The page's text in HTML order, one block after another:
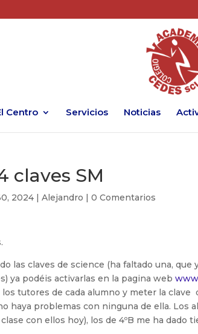
Centro Servicios Noticias
claves SM
2024 |Alejandro |0 Comentarios
las claves de science (ha faltado una, que
ya podéis activarlas en la pagina web
tutores de cada alumno y meter la clave
haya problemas con ninguna de ella. Los
con ellos hoy), los de 4ºB me ha dado